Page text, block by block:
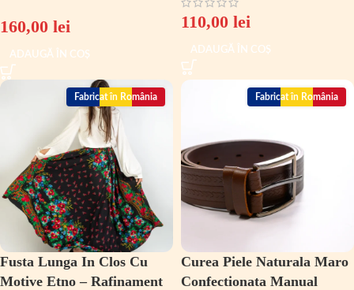
160,00 lei
ADAUGĂ ÎN COȘ
110,00 lei
ADAUGĂ ÎN COȘ
Fabricat în România
Fusta Lunga In Clos Cu
Motive Etno – Rafinament
Fabricat în România
Curea Piele Naturala Maro
Confectionata Manual